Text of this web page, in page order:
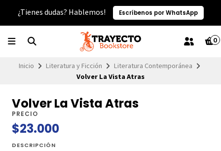
¿Tienes dudas? Hablemos! Escríbenos por WhatsApp
0
Inicio Literatura y Ficción
Literatura Contemporánea
Volver La Vista Atras
Volver La Vista Atras
PRECIO
$23.000
DESCRIPCIÓN